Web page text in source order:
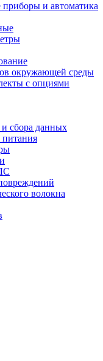
и автоматика
окружающей среды
с опциями
сбора данных
волокна